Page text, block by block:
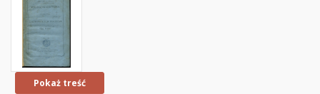
Pokaż treść